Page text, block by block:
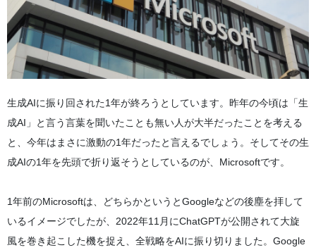
生成AIに振り回された1年が終ろうとしています。昨年の今頃は「生
成AI」と言う言葉を聞いたことも無い人が大半だったことを考える
と、今年はまさに激動の1年だったと言えるでしょう。そしてその生
成AIの1年を先頭で折り返そうとしているのが、Microsoftです。
1年前のMicrosoftは、どちらかというとGoogleなどの後塵を拝して
いるイメージでしたが、2022年11月にChatGPTが公開されて大旋
風を巻き起こした機を捉え、全戦略をAIに振り切りました。Google